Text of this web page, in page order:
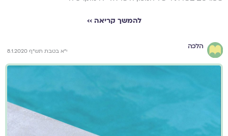
להמשך קריאה ››
הלכה
י"א בטבת תש"ף 8.1.2020